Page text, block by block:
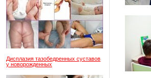
Дисплазия тазобедренных суставов
у новорожденных